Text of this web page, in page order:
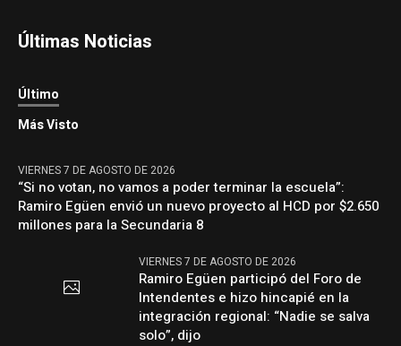
Últimas Noticias
Último
Más Visto
VIERNES 7 DE AGOSTO DE 2026
“Si no votan, no vamos a poder terminar la escuela”:
Ramiro Egüen envió un nuevo proyecto al HCD por $2.650
millones para la Secundaria 8
VIERNES 7 DE AGOSTO DE 2026
Ramiro Egüen participó del Foro de
Intendentes e hizo hincapié en la
integración regional: “Nadie se salva
solo”, dijo